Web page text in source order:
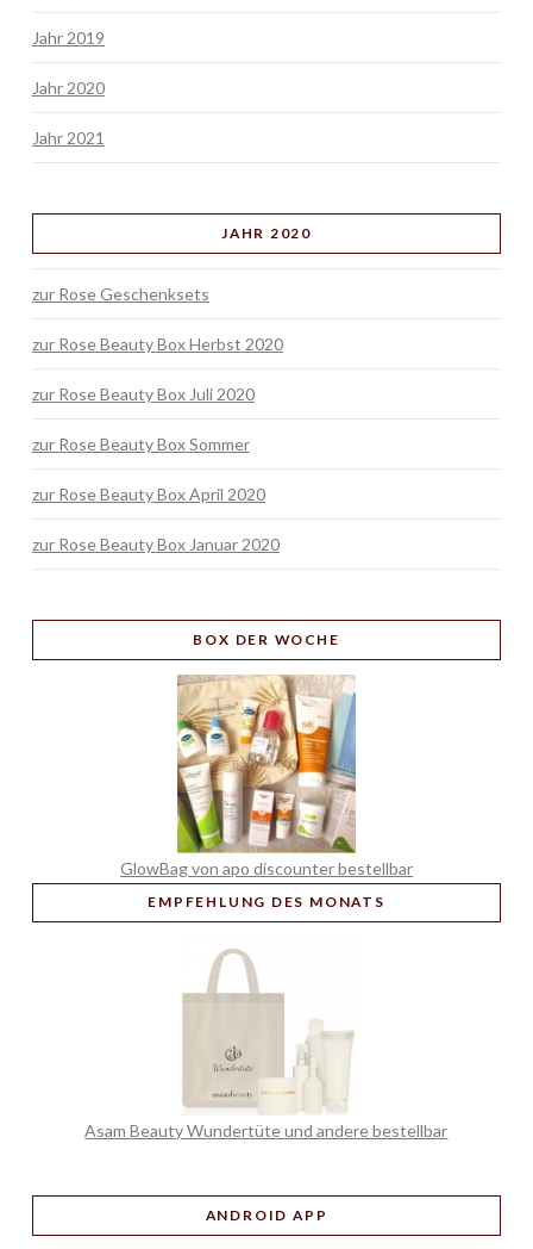
Jahr 2019
Jahr 2020
Jahr 2021
JAHR 2020
zur Rose Geschenksets
zur Rose Beauty Box Herbst 2020
zur Rose Beauty Box Juli 2020
zur Rose Beauty Box Sommer
zur Rose Beauty Box April 2020
zur Rose Beauty Box Januar 2020
BOX DER WOCHE
GlowBag von apo discounter bestellbar
EMPFEHLUNG DES MONATS
Asam Beauty Wundertüte und andere bestellbar
ANDROID APP